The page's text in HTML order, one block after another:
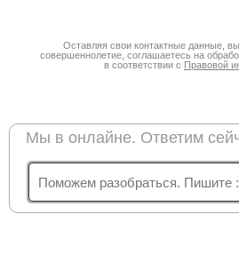
Оставляя свои контактные данные,
совершеннолетие, соглашаетесь на
в соответствии с Правовой
Мы в онлайне. Ответим